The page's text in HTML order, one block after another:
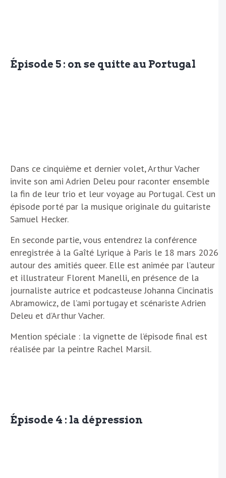
Épisode 5 : on se quitte au Portugal
Dans ce cinquième et dernier volet, Arthur Vacher
invite son ami Adrien Deleu pour raconter ensemble
la fin de leur trio et leur voyage au Portugal. C’est un
épisode porté par la musique originale du guitariste
Samuel Hecker.
En seconde partie, vous entendrez la conférence
enregistrée à la Gaîté Lyrique à Paris le 18 mars 2026
autour des amitiés queer. Elle est animée par l’auteur
et illustrateur Florent Manelli, en présence de la
journaliste autrice et podcasteuse Johanna Cincinatis
Abramowicz, de l’ami portugay et scénariste Adrien
Deleu et d’Arthur Vacher.
Mention spéciale : la vignette de l’épisode final est
réalisée par la peintre Rachel Marsil.
Épisode 4 : la dépression